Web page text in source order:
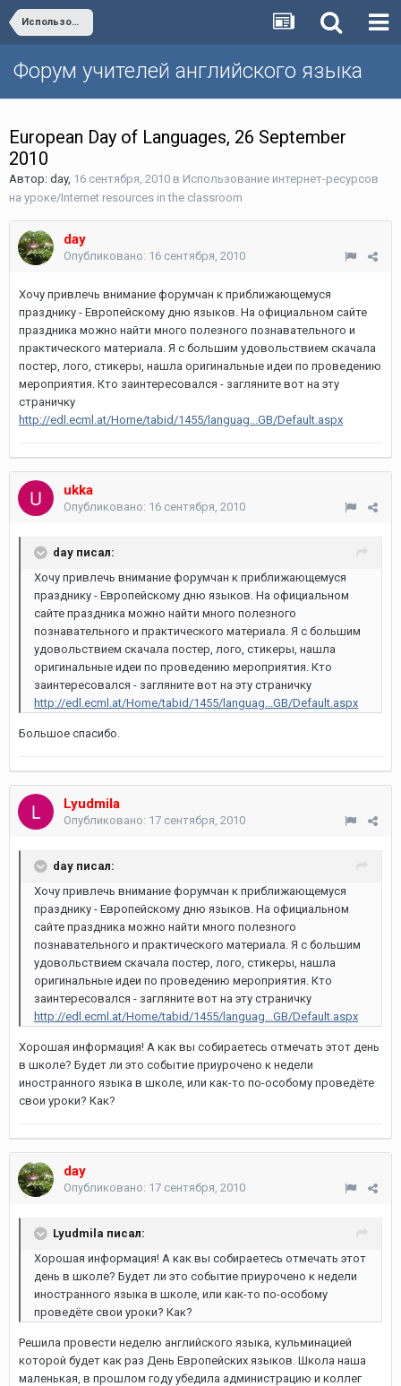
Использование интернет-ресурсов на уроке/Internet resources in the classroom
Форум учителей английского языка
European Day of Languages, 26 September
2010
Автор: day, 16 сентября, 2010 в Использование интернет-ресурсов
на уроке/Internet resources in the classroom
day
Опубликовано: 16 сентября, 2010
Хочу привлечь внимание форумчан к приближающемуся
празднику - Европейскому дню языков. На официальном сайте
праздника можно найти много полезного познавательного и
практического материала. Я с большим удовольствием скачала
постер, лого, стикеры, нашла оригинальные идеи по проведению
мероприятия. Кто заинтересовался - загляните вот на эту
страничку
http://edl.ecml.at/Home/tabid/1455/languag...GB/Default.aspx
ukka
Опубликовано: 16 сентября, 2010
day писал:
Хочу привлечь внимание форумчан к приближающемуся
празднику - Европейскому дню языков. На официальном
сайте праздника можно найти много полезного
познавательного и практического материала. Я с большим
удовольствием скачала постер, лого, стикеры, нашла
оригинальные идеи по проведению мероприятия. Кто
заинтересовался - загляните вот на эту страничку
http://edl.ecml.at/Home/tabid/1455/languag...GB/Default.aspx
Большое спасибо.
Lyudmila
Опубликовано: 17 сентября, 2010
day писал:
Хочу привлечь внимание форумчан к приближающемуся
празднику - Европейскому дню языков. На официальном
сайте праздника можно найти много полезного
познавательного и практического материала. Я с большим
удовольствием скачала постер, лого, стикеры, нашла
оригинальные идеи по проведению мероприятия. Кто
заинтересовался - загляните вот на эту страничку
http://edl.ecml.at/Home/tabid/1455/languag...GB/Default.aspx
Хорошая информация! А как вы собираетесь отмечать этот день
в школе? Будет ли это событие приурочено к недели
иностранного языка в школе, или как-то по-особому проведёте
свои уроки? Как?
day
Опубликовано: 17 сентября, 2010
Lyudmila писал:
Хорошая информация! А как вы собираетесь отмечать этот
день в школе? Будет ли это событие приурочено к недели
иностранного языка в школе, или как-то по-особому
проведёте свои уроки? Как?
Решила провести неделю английского языка, кульминацией
которой будет как раз День Европейских языков. Школа наша
маленькая, в прошлом году убедила администрацию и коллег